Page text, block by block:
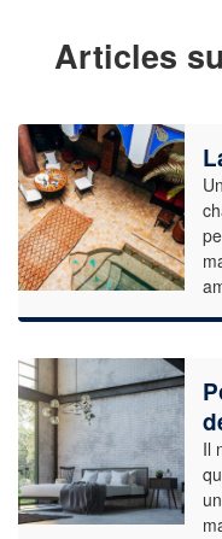
Articles
Il